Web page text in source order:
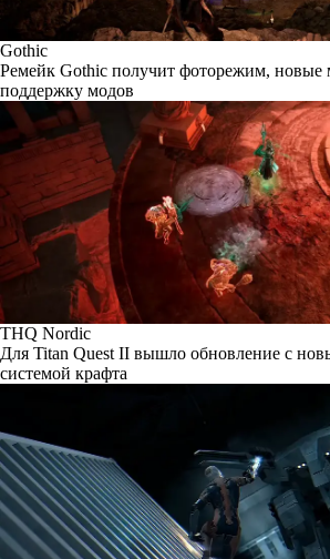
Gothic
Ремейк Gothic получит фоторежим, новые
поддержку модов
THQ Nordic
Для Titan Quest II вышло обновление с
системой крафта